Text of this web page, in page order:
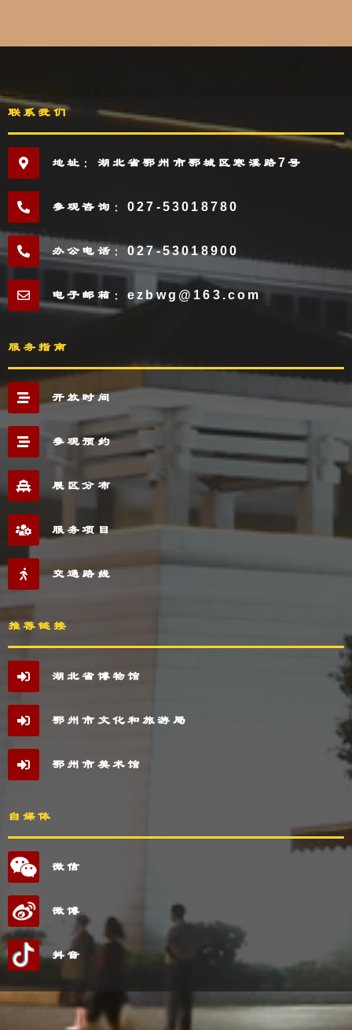
联系我们
地址：湖北省鄂州市鄂城区寒溪路7号
参观咨询：027-53018780
办公电话：027-53018900
电子邮箱：ezbwg@163.com
服务指南
开放时间
参观预约
展区分布
服务项目
交通路线
推荐链接
湖北省博物馆
鄂州市文化和旅游局
鄂州市美术馆
自媒体
微信
微博
抖音